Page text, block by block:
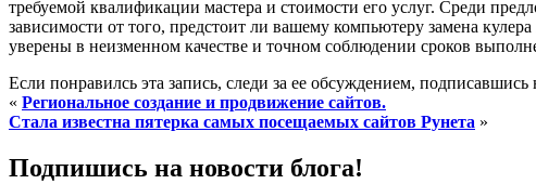
требуемой квалификации мастера и стоимости его услуг. Среди
зависимости от того, предстоит ли вашему компьютеру замена
уверены в неизменном качестве и точном соблюдении сроков
Если понравилсь эта запись, следи за ее обсуждением, подписавшись
« Региональное создание и продвижение сайтов.
Стала известна пятерка самых посещаемых сайтов Рунета »
Подпишись на новости блога!